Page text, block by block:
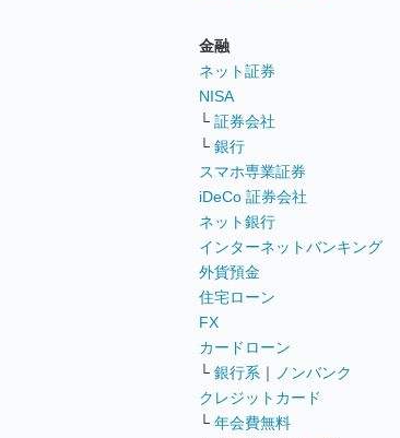
金融
ネット証券
NISA
└ 証券会社
└ 銀行
スマホ専業証券
iDeCo 証券会社
ネット銀行
インターネットバンキング
外貨預金
住宅ローン
FX
カードローン
└ 銀行系 ｜
ノンバンク
クレジットカード
└ 年会費無料